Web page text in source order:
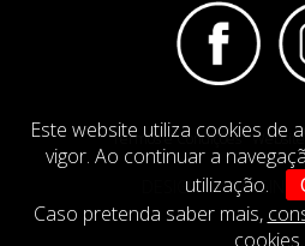
Este website utiliza cookies de
vigor. Ao continuar a
utilização.
Caso pretenda saber mais,
cookies
Termos e Condições
DESIGN BY